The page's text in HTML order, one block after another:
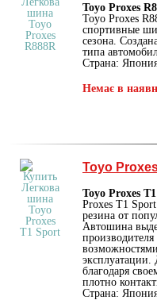
Toyo Proxes
Toyo Proxes
спортивные
сезона.
типа
Страна:
Немає в
Toyo
Toyo Proxes
Proxes T1
резина от
Автошина
благодаря
плотно
Страна: